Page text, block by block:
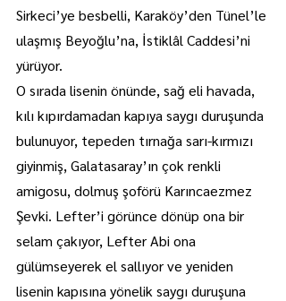
Sirkeci’ye besbelli, Karaköy’den Tünel’le
ulaşmış Beyoğlu’na, İstiklâl Caddesi’ni
yürüyor.
O sırada lisenin önünde, sağ eli havada,
kılı kıpırdamadan kapıya saygı duruşunda
bulunuyor, tepeden tırnağa sarı-kırmızı
giyinmiş, Galatasaray’ın çok renkli
amigosu, dolmuş şoförü Karıncaezmez
Şevki. Lefter’i görünce dönüp ona bir
selam çakıyor, Lefter Abi ona
gülümseyerek el sallıyor ve yeniden
lisenin kapısına yönelik saygı duruşuna